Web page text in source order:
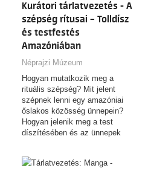
budapesti Néprajzi Múzeum új
kiállítása egy különleges
fotógyűjtemény segítségével
válaszol a fenti kérdésekre.
Kurátori tárlatvezetés - A
szépség rítusai – Tolldísz
és testfestés
Amazóniában
Néprajzi Múzeum
Hogyan mutatkozik meg a
rituális szépség? Mit jelent
szépnek lenni egy amazóniai
őslakos közösség ünnepein?
Hogyan jelenik meg a test
díszítésében és az ünnepek
(kajapó) indiánok világképe,
mitológiája, közösségi